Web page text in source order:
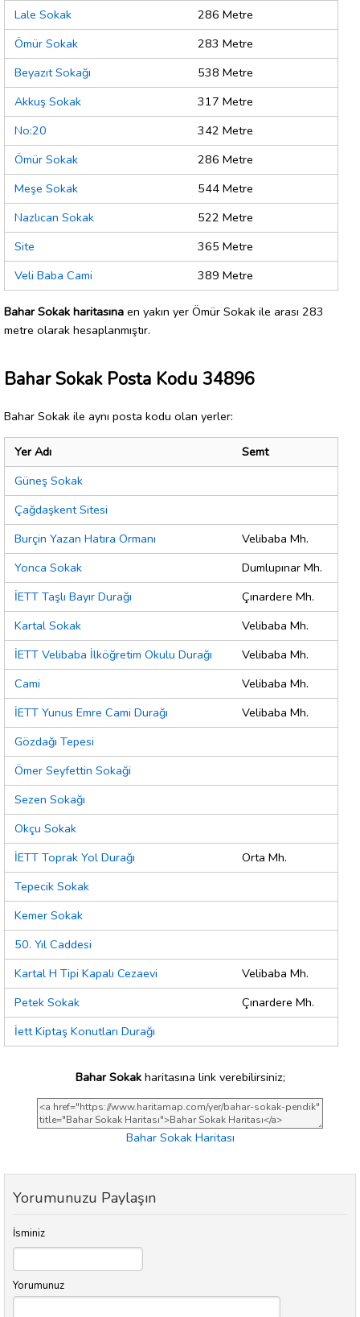
Lale Sokak
286 Metre
Ömür Sokak
283 Metre
Beyazıt Sokağı
538 Metre
Akkuş Sokak
317 Metre
No:20
342 Metre
Ömür Sokak
286 Metre
Meşe Sokak
544 Metre
Nazlıcan Sokak
522 Metre
Site
365 Metre
Veli Baba Cami
389 Metre
Bahar Sokak haritasına en yakın yer Ömür Sokak ile arası 283
metre olarak hesaplanmıştır.
Bahar Sokak Posta Kodu 34896
Bahar Sokak ile aynı posta kodu olan yerler:
Yer Adı
Semt
Güneş Sokak
Çağdaşkent Sitesi
Burçin Yazan Hatıra Ormanı
Velibaba Mh.
Yonca Sokak
Dumlupınar Mh.
İETT Taşlı Bayır Durağı
Çınardere Mh.
Kartal Sokak
Velibaba Mh.
İETT Velibaba İlköğretim Okulu Durağı
Velibaba Mh.
Cami
Velibaba Mh.
İETT Yunus Emre Cami Durağı
Velibaba Mh.
Gözdağı Tepesi
Ömer Seyfettin Sokaği
Sezen Sokağı
Okçu Sokak
İETT Toprak Yol Durağı
Orta Mh.
Tepecik Sokak
Kemer Sokak
50. Yıl Caddesi
Kartal H Tipi Kapalı Cezaevi
Velibaba Mh.
Petek Sokak
Çınardere Mh.
İett Kiptaş Konutları Durağı
Bahar Sokakharitasına link verebilirsiniz;
Bahar Sokak Haritası
Yorumunuzu Paylaşın
İsminiz
Yorumunuz